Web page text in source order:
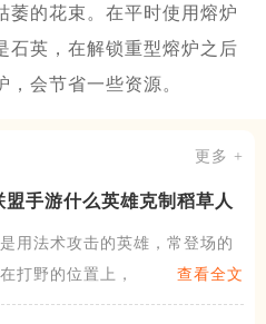
萎的花束。在平时使用熔炉
石英，在解锁重型熔炉之后
会节省一些资源。
更多 +
盟手游什么英雄克制稻草人
用法术攻击的英雄，常登场的
打野的位置上，被动
查看全文